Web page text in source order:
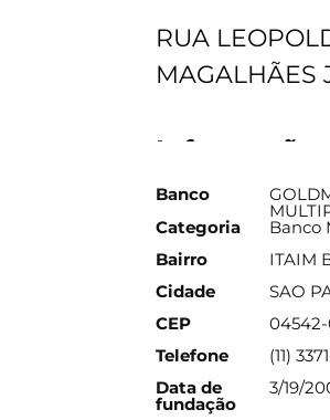
RUA
MAGALHÃES
Banco
Categoria
Banco
Bairro
ITAIM
Cidade
SAO
CEP
Telefone
(11)
Data de
fundação
3/19/